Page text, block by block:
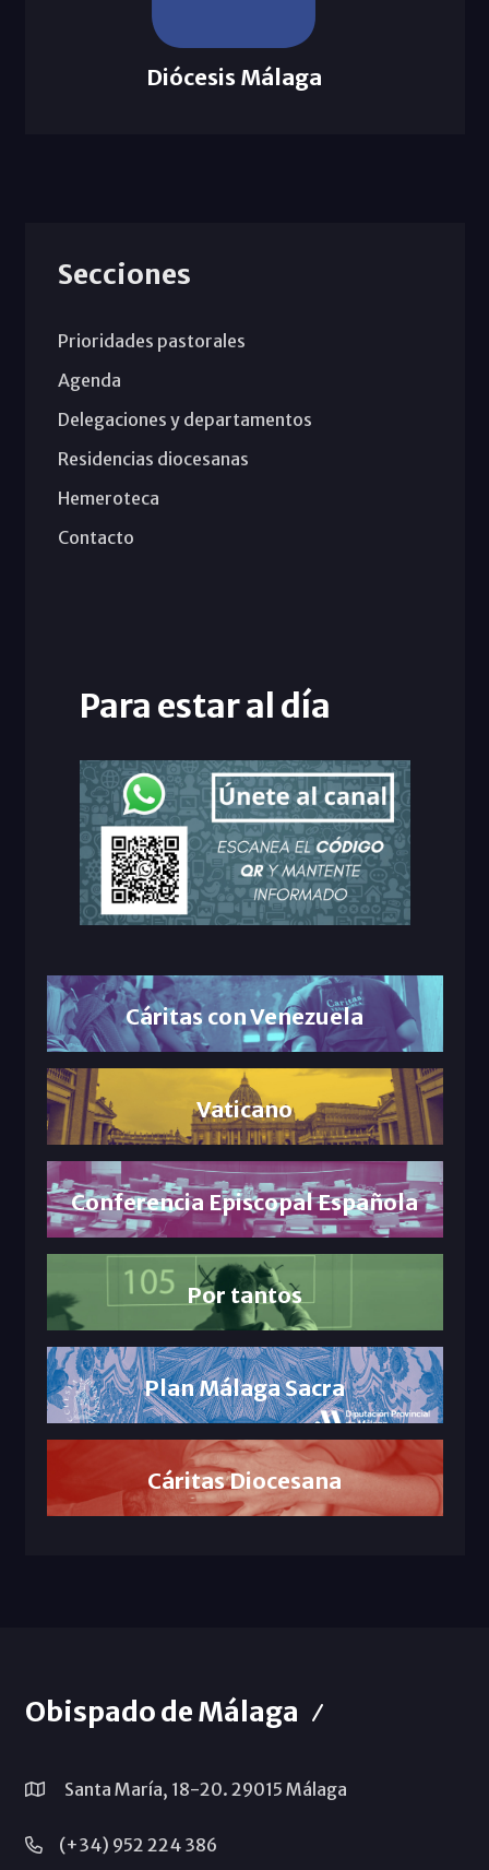
Diócesis Málaga
Secciones
Prioridades pastorales
Agenda
Delegaciones y departamentos
Residencias diocesanas
Hemeroteca
Contacto
Para estar al día
Cáritas con Venezuela
Vaticano
Conferencia Episcopal Española
Por tantos
Plan Málaga Sacra
Cáritas Diocesana
Obispado de Málaga
Santa María, 18-20. 29015 Málaga
(+34) 952 224 386